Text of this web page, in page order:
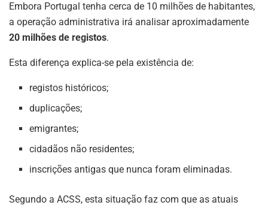
Embora Portugal tenha cerca de 10 milhões de habitantes,
a operação administrativa irá analisar aproximadamente
20 milhões de registos.
Esta diferença explica-se pela existência de:
registos históricos;
duplicações;
emigrantes;
cidadãos não residentes;
inscrições antigas que nunca foram eliminadas.
Segundo a ACSS, esta situação faz com que as atuais